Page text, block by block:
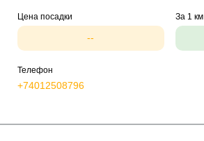
Цена посадки
--
За 1 км
Телефон
+74012508796